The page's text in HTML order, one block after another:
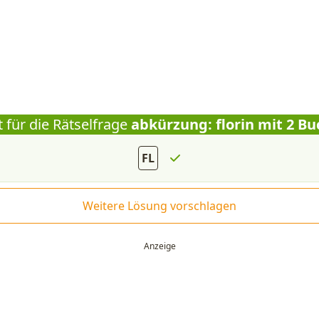
für die Rätselfrageabkürzung: florin mit 2
FL
Weitere Lösung vorschlagen